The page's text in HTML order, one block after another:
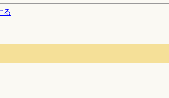
る